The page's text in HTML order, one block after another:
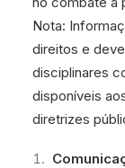
Nota:
direitos e
disciplinares
disponíveis
diretrizes